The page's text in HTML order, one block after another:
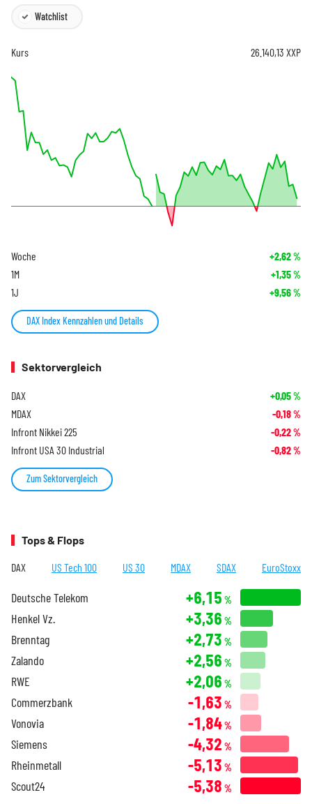
Watchlist
Kurs 26.140,13 XXP
Woche +2,62%
1M +1,35%
1J +9,56%
DAX Index Kennzahlen und Details
Sektorvergleich
DAX +0,05%
MDAX -0,18%
Infront Nikkei 225 -0,22%
Infront USA 30 Industrial -0,82%
Zum Sektorvergleich
Tops & Flops
DAX US Tech 100 US 30 MDAX SDAX EuroStoxx
Deutsche Telekom +6,15 %
Henkel Vz. +3,36 %
Brenntag +2,73 %
Zalando +2,56 %
RWE +2,06 %
Commerzbank -1,63 %
Vonovia -1,84%
Siemens -4,32 %
Rheinmetall -5,13 %
Scout24 -5,38 %